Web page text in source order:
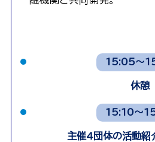
15:05～
休憩
15:10～
主催4団体の活動紹